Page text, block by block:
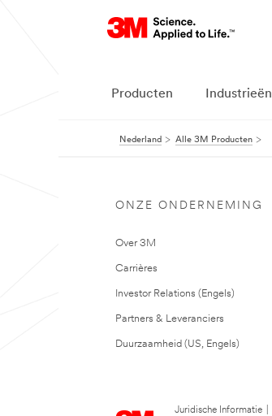
Producten Industrieën
Nederland Alle 3M Producten
ONZE ONDERNEMING
Over 3M
Carrières
Investor Relations (Engels)
Partners & Leveranciers
Duurzaamheid (US, Engels)
Juridische Informatie